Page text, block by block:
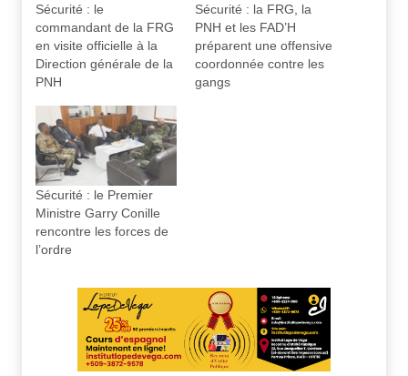
Sécurité : le
commandant de la FRG
en visite officielle à la
Direction générale de la
PNH
Sécurité : la FRG, la
PNH et les FAD’H
préparent une offensive
coordonnée contre les
gangs
Sécurité : le Premier
Ministre Garry Conille
rencontre les forces de
l’ordre